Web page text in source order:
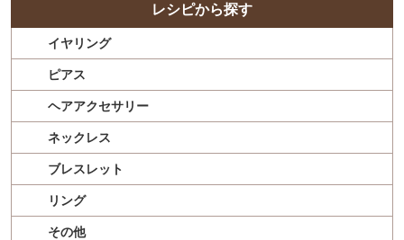
レシピから探す
イヤリング
ピアス
ヘアアクセサリー
ネックレス
ブレスレット
リング
その他